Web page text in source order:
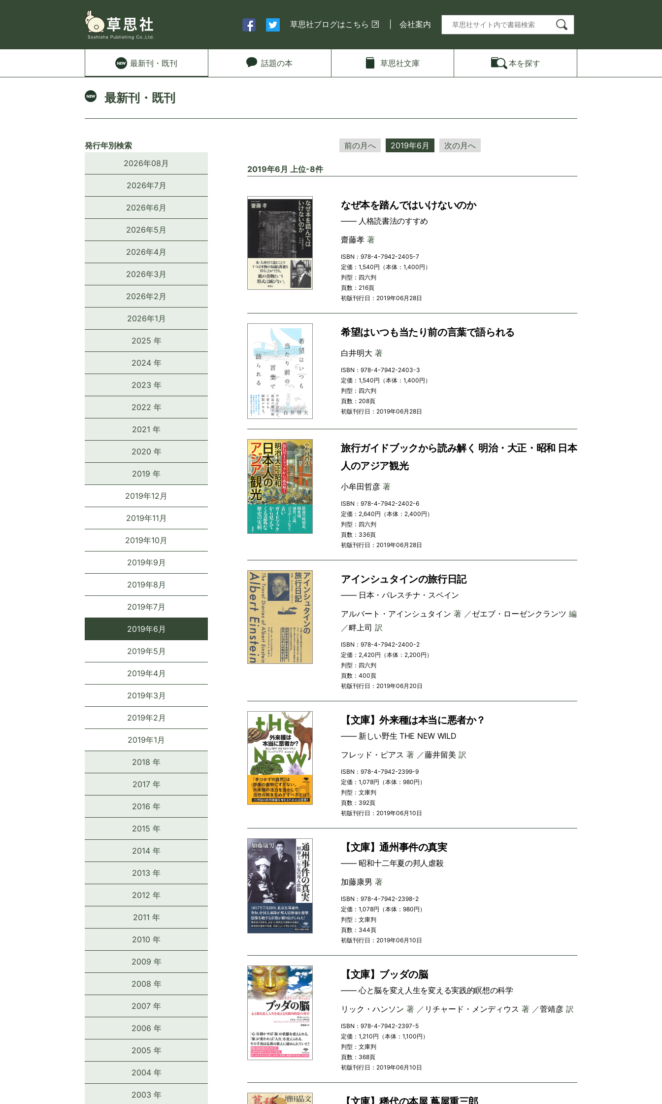
草思社ブログはこちら 会社案内
最新刊 ・既刊 話題の本 草思社文庫 本を探す
最新刊・既刊
発行年別検索
2026年08月
2026年7月
2026年6月
2026年5月
2026年4月
2026年3月
2026年2月
2026年1月
2025 年
2024 年
2023 年
2022 年
2021 年
2020 年
2019 年
2019年12月
2019年11月
2019年10月
2019年9月
2019年8月
2019年7月
2019年6月
2019年5月
2019年4月
2019年3月
2019年2月
2019年1月
2018 年
2017 年
2016 年
2015 年
2014 年
2013 年
2012 年
2011 年
2010 年
2009 年
2008 年
2007 年
2006 年
2005 年
2004 年
2003 年
前の月へ 2019年6月 次の月へ
2019年6月 上位-8件
なぜ本を踏んではいけないのか
―― 人格読書法のすすめ
齋藤孝 著
ISBN：978-4-7942-2405-7
定価：1,540円（本体：1,400円）
判型：四六判
頁数：216頁
初版刊行日：2019年06月28日
希望はいつも当たり前の言葉で語られる
白井明大 著
ISBN：978-4-7942-2403-3
定価：1,540円（本体：1,400円）
判型：四六判
頁数：208頁
初版刊行日：2019年06月28日
旅行ガイドブックから読み解く 明治・大正・昭和 日本
人のアジア観光
小牟田哲彦 著
ISBN：978-4-7942-2402-6
定価：2,640円（本体：2,400円）
判型：四六判
頁数：336頁
初版刊行日：2019年06月28日
アインシュタインの旅行日記
―― 日本・パレスチナ・スペイン
アルバート・アインシュタイン 著 ／ゼエブ・ローゼンクランツ 編
／畔上司 訳
ISBN：978-4-7942-2400-2
定価：2,420円（本体：2,200円）
判型：四六判
頁数：400頁
初版刊行日：2019年06月20日
【文庫】外来種は本当に悪者か？
―― 新しい野生 THE NEW WILD
フレッド・ピアス 著 ／藤井留美 訳
ISBN：978-4-7942-2399-9
定価：1,078円（本体：980円）
判型：文庫判
頁数：392頁
初版刊行日：2019年06月10日
【文庫】通州事件の真実
―― 昭和十二年夏の邦人虐殺
加藤康男 著
ISBN：978-4-7942-2398-2
定価：1,078円（本体：980円）
判型：文庫判
頁数：344頁
初版刊行日：2019年06月10日
【文庫】ブッダの脳
―― 心と脳を変え人生を変える実践的瞑想の科学
リック・ハンソン 著 ／ リチャード・メンディウス 著 ／菅靖彦 訳
ISBN：978-4-7942-2397-5
定価：1,210円（本体：1,100円）
判型：文庫判
頁数：368頁
初版刊行日：2019年06月10日
【文庫】稀代の本屋 蔦屋重三郎